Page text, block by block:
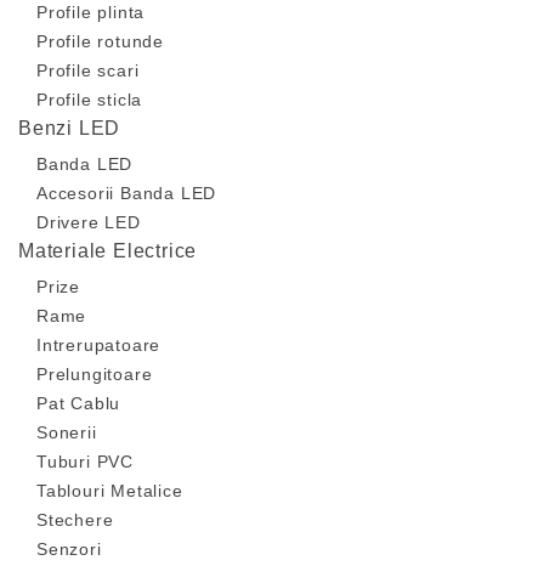
Profile plinta
Profile rotunde
Profile scari
Profile sticla
Benzi LED
Banda LED
Accesorii Banda LED
Drivere LED
Materiale Electrice
Prize
Rame
Intrerupatoare
Prelungitoare
Pat Cablu
Sonerii
Tuburi PVC
Tablouri Metalice
Stechere
Senzori